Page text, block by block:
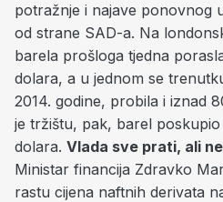
potražnje i najave ponovnog
od strane SAD-a. Na
barela prošloga tjedna
dolara, a u jednom se
2014. godine, probila i iznad
je tržištu, pak, barel
dolara. Vlada sve prati, ali
Ministar financija Zdravko
rastu cijena naftnih derivata